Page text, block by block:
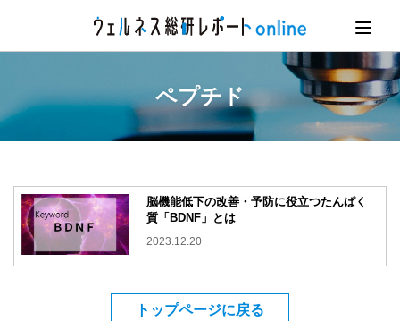
ペプチド
脳機能低下の改善・予防に役立つたんぱく
質「BDNF」とは
2023.12.20
トップページに戻る